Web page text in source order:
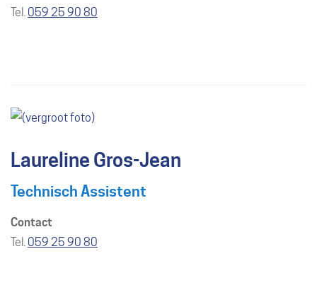
Tel./GSM
059 25 90 80
Laureline Gros-Jean
Technisch Assistent
Contact
Tel./GSM
059 25 90 80